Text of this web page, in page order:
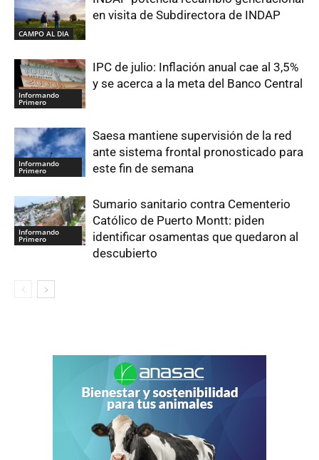
CAMPO AL DIA
en visita de Subdirectora de INDAP
Informando
Primero
IPC de julio: Inflación anual cae al 3,5%
y se acerca a la meta del Banco Central
Informando
Primero
Saesa mantiene supervisión de la red
ante sistema frontal pronosticado para
este fin de semana
Informando
Primero
Sumario sanitario contra Cementerio
Católico de Puerto Montt: piden
identificar osamentas que quedaron al
descubierto